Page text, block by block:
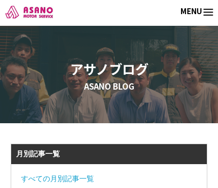
MENU
ホーム
アサノブログ
ASANO BLOG
月別記事一覧
すべての月別記事一覧